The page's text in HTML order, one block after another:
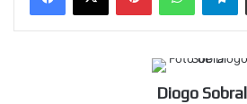
Diogo Sobral